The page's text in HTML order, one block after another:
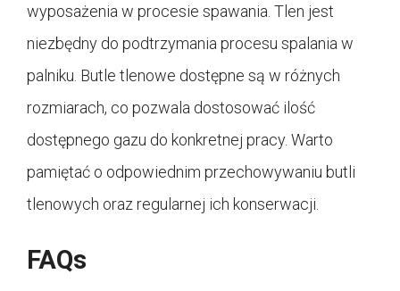
wyposażenia w procesie spawania. Tlen jest
niezbędny do podtrzymania procesu spalania w
palniku. Butle tlenowe dostępne są w różnych
rozmiarach, co pozwala dostosować ilość
dostępnego gazu do konkretnej pracy. Warto
pamiętać o odpowiednim przechowywaniu butli
tlenowych oraz regularnej ich konserwacji.
FAQs